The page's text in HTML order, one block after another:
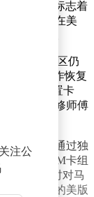
这一调整标志着
该技术已在美
型中应用。
但技术社区仍
"改卡"操作恢复
或加装外置卡
，部分维修师傅
。
务。商家通过独
域安装SIM卡组
结构，同时对马
，改装后的美版
注公